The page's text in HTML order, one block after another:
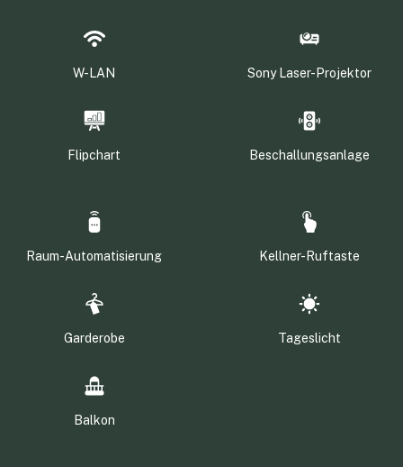
W-LAN Sony Laser-Projektor
Flipchart Beschallungsanlage
Raum-Automatisierung Kellner-Ruftaste
Garderobe Tageslicht
Balkon